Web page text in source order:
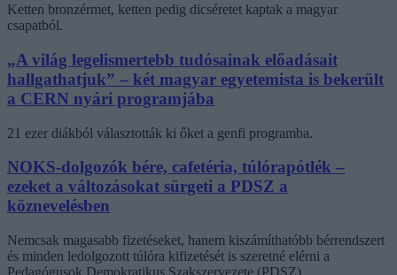
Ketten bronzérmet, ketten pedig dicséretet kaptak a magyar
csapatból.
„A világ legelismertebb tudósainak előadásait
hallgathatjuk” – két magyar egyetemista is bekerült
a CERN nyári programjába
21 ezer diákból választották ki őket a genfi programba.
NOKS-dolgozók bére, cafetéria, túlórapótlék –
ezeket a változásokat sürgeti a PDSZ a
köznevelésben
Nemcsak magasabb fizetéseket, hanem kiszámíthatóbb bérrendszert
és minden ledolgozott túlóra kifizetését is szeretné elérni a